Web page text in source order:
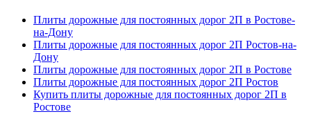
Плиты дорожные для постоянных дорог 2П в Ростове-
на-Дону
Плиты дорожные для постоянных дорог 2П Ростов-на-
Дону
Плиты дорожные для постоянных дорог 2П в Ростове
Плиты дорожные для постоянных дорог 2П Ростов
Купить плиты дорожные для постоянных дорог 2П в
Ростове